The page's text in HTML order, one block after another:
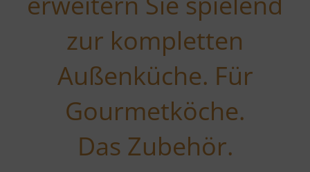
zur kompletten
Außenküche. Für
Gourmetköche.
Das Zubehör.